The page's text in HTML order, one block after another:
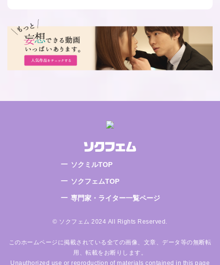
ソクミルTOP
ソクフェムTOP
専門家・ライター一覧ページ
© ソクフェム 2024 All Rights Reserved.
このホームページに掲載されている全ての画像、文章、データ等の無断転
用、転載をお断りします。
Unauthorized use or reproduction of materials contained in this page